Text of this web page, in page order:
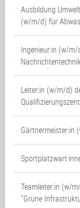
Ausbildung
(w/m/d) für
Ingenieur:in (w/
Leiter:in (w/m/d)
Gärtnermeister:in
Teamleiter:in (w/
"Grüne